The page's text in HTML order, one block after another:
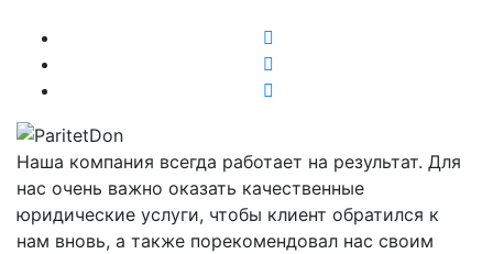
Наша компания всегда работает на результат. Для
нас очень важно оказать качественные
юридические услуги, чтобы клиент обратился к
нам вновь, а также порекомендовал нас своим